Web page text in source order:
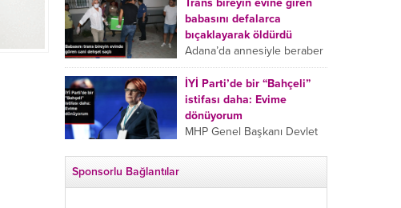
bıçaklanan Emine Bulut’un
“Ben ölmek istemiyorum”
demesi ve yanında bulunan
10 yaşındaki kızının “Anne
lütfen...
Trans bireyin evine giren
babasını defalarca
bıçaklayarak öldürdü
Adana’da annesiyle beraber
takip ettiği babasının trans
bireyin evine girdiği gören
cani, babasını vücudunun
çeşitli yerlerinden
bıçaklayarak öldürdü.
İYİ Parti’de bir “Bahçeli”
istifası daha: Evime
dönüyorum
MHP Genel Başkanı Devlet
Sponsorlu Bağlantılar